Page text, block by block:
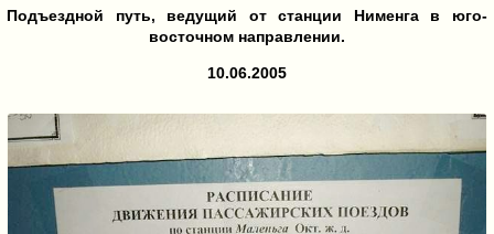
Подъездной путь, ведущий от станции Нименга в юго-
восточном направлении.
10.06.2005